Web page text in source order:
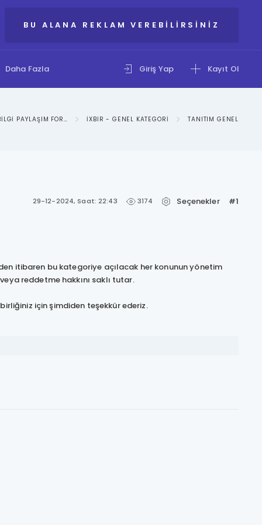
BU ALANA REKLAM VEREBILIRSINIZ
Daha Fazla Giriş Yap Kayıt Ol
IXBIR: BILGI PAYLAŞIM FORUMU IXBIR - GENEL KATEGORI TANITIM GENEL
29-12-2024, Saat: 22:43 3174 Seçenekler #1
itibaren bu kategoriye açılacak her konunun yönetim
reddetme hakkını saklı tutar.
için şimdiden teşekkür ederiz.